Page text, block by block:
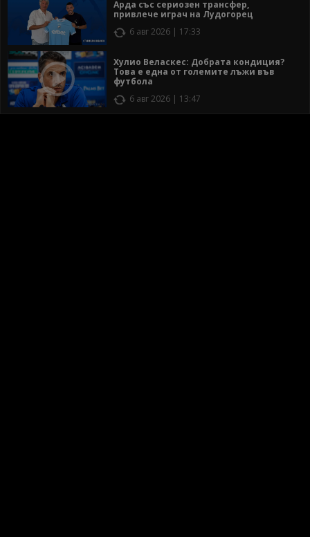
Арда със сериозен трансфер,
привлече играч на Лудогорец
6 авг 2026 | 17:33
Хулио Веласкес: Добрата кондиция?
Това е една от големите лъжи във
футбола
6 авг 2026 | 13:47